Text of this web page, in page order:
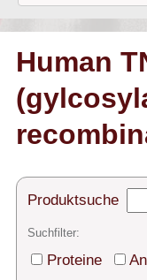
ELISA-Kits
Diaclone
Home
Produkte
Technischer
Versand
Human
Produktsuche
Suchfilter:
Proteine